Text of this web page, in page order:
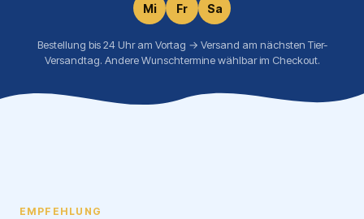
Mi Fr Sa
Bestellung bis 24 Uhr am Vortag → Versand am nächsten Tier-
Versandtag. Andere Wunschtermine wählbar im Checkout.
EMPFEHLUNG